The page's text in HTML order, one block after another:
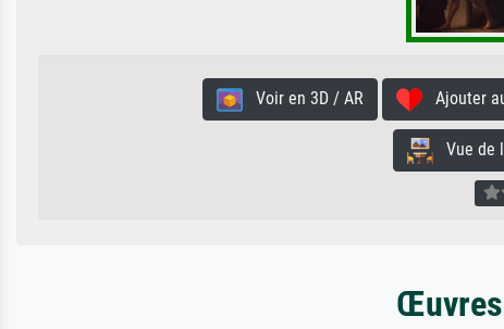
Voir en 3D / AR Ajouter
Vue de
Œuvres